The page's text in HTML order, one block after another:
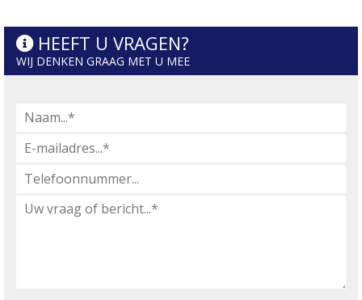
HEEFT U VRAGEN?
WIJ DENKEN GRAAG MET U MEE